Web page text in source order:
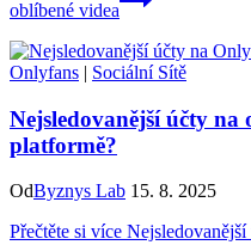
oblíbené videa
Onlyfans | Sociální Sítě
Nejsledovanější účty
platformě?
OdByznys Lab 15. 8. 2025
Přečtěte si více